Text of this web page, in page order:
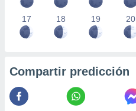
17 18 19 20
Compartir predicción